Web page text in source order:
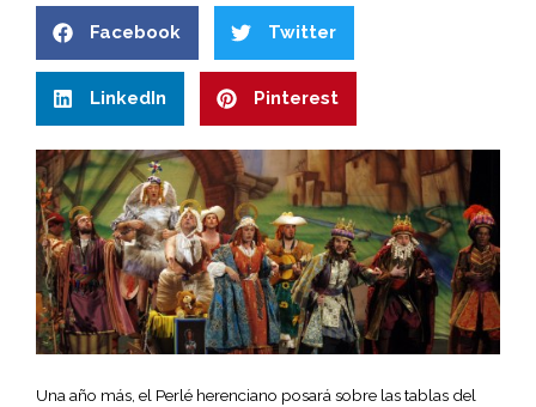
Facebook Twitter
LinkedIn Pinterest
Una año más, el Perlé herenciano posará sobre las tablas del